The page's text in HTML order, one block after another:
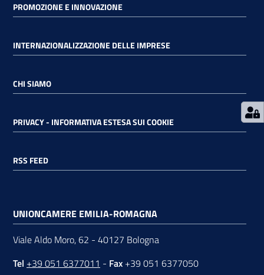
su
PROMOZIONE E INNOVAZIONE
INTERNAZIONALIZZAZIONE DELLE IMPRESE
CHI SIAMO
PRIVACY - INFORMATIVA ESTESA SUI COOKIE
RSS FEED
UNIONCAMERE EMILIA-ROMAGNA
Viale Aldo Moro, 62 - 40127 Bologna
Tel +39 051 6377011 - Fax +39 051 6377050